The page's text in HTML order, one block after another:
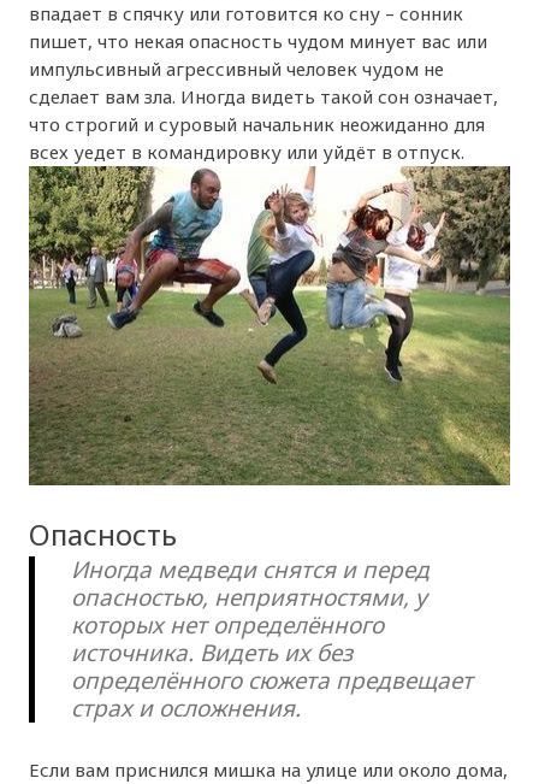
впадает в спячку или готовится ко сну – сонник
пишет, что некая опасность чудом минует вас или
импульсивный агрессивный человек чудом не
сделает вам зла. Иногда видеть такой сон означает,
что строгий и суровый начальник неожиданно для
всех уедет в командировку или уйдёт в отпуск.
Опасность
Иногда медведи снятся и перед
опасностью, неприятностями, у
которых нет определённого
источника. Видеть их без
определённого сюжета предвещает
страх и осложнения.
Если вам приснился мишка на улице или около дома,